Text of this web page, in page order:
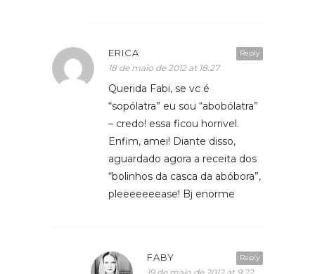
Reply
ERICA
18 de maio de 2012 at 18:27
Querida Fabi, se vc é
“sopólatra” eu sou “abobólatra”
– credo! essa ficou horrivel.
Enfim, amei! Diante disso,
aguardado agora a receita dos
“bolinhos da casca da abóbora”,
pleeeeeeease! Bj enorme
Reply
FABY